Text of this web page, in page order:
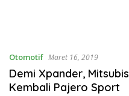
Otomotif Maret 16, 2019
Demi Xpander,
Kembali Pajero Sport